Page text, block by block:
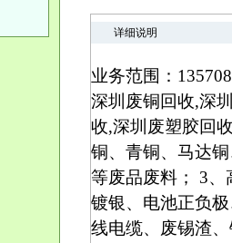
详细说明
业务范围：
深圳废铜回收,深
收,深圳废塑胶回
铜、青铜、马达
等废品废料； 3
镀银、电池正负
线电缆、废锡渣